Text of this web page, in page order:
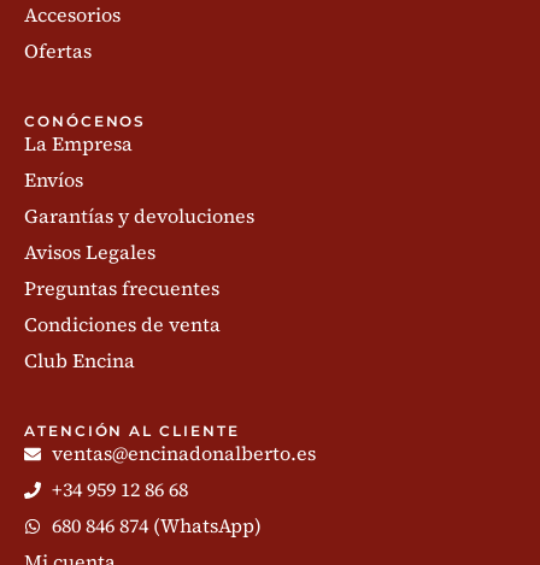
Accesorios
Ofertas
CONÓCENOS
La Empresa
Envíos
Garantías y devoluciones
Avisos Legales
Preguntas frecuentes
Condiciones de venta
Club Encina
ATENCIÓN AL CLIENTE
ventas@encinadonalberto.es
+34 959 12 86 68
680 846 874 (WhatsApp)